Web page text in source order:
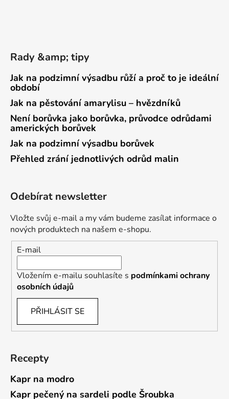
Rady &amp; tipy
Jak na podzimní výsadbu růží a proč to je ideální
období
Jak na pěstování amarylisu – hvězdníků
Není borůvka jako borůvka, průvodce odrůdami
amerických borůvek
Jak na podzimní výsadbu borůvek
Přehled zrání jednotlivých odrůd malin
Odebírat newsletter
Vložte svůj e-mail a my vám budeme zasílat informace o
nových produktech na našem e-shopu.
E-mail
Vložením e-mailu souhlasíte s podmínkami ochrany
osobních údajů
PŘIHLÁSIT SE
Recepty
Kapr na modro
Kapr pečený na sardeli podle Šroubka